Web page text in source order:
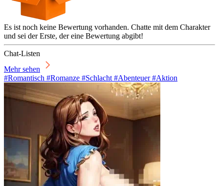
Es ist noch keine Bewertung vorhanden. Chatte mit dem Charakter
und sei der Erste, der eine Bewertung abgibt!
Chat-Listen
Mehr sehen
#Romantisch #Romanze #Schlacht #Abenteuer #Aktion